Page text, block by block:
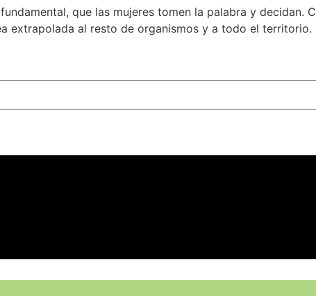
que las mujeres tomen la palabra y decidan.
extrapolada al resto de organismos y a todo el